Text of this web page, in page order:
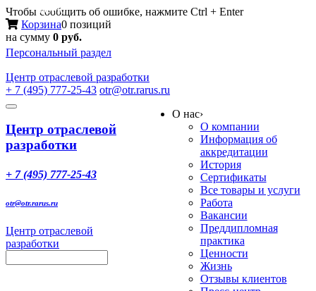
Чтобы сообщить об ошибке, нажмите Ctrl + Enter
Корзина0 позиций
на сумму 0 руб.
Персональный раздел
Центр отраслевой разработки
+ 7 (495) 777-25-43 otr@otr.rarus.ru
Toggle
Меню
Центр отраслевой
разработки
+ 7 (495) 777-25-43
otr@otr.rarus.ru
Центр отраслевой
разработки
О нас›
О компании
Информация об
аккредитации
История
Сертификаты
Все товары и услуги
Работа
Вакансии
Преддипломная
практика
Ценности
Жизнь
Отзывы клиентов